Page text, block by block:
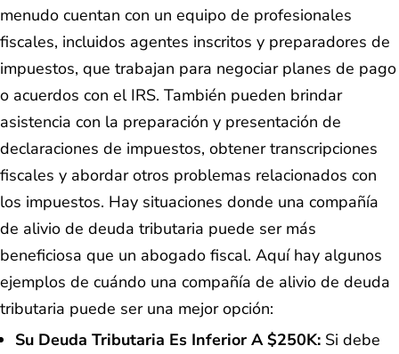
menudo cuentan con un equipo de profesionales
fiscales, incluidos agentes inscritos y preparadores de
impuestos, que trabajan para negociar planes de pago
o acuerdos con el IRS. También pueden brindar
asistencia con la preparación y presentación de
declaraciones de impuestos, obtener transcripciones
fiscales y abordar otros problemas relacionados con
los impuestos. Hay situaciones donde una compañía
de alivio de deuda tributaria puede ser más
beneficiosa que un abogado fiscal. Aquí hay algunos
ejemplos de cuándo una compañía de alivio de deuda
tributaria puede ser una mejor opción:
Su Deuda Tributaria Es Inferior A $250K: Si debe